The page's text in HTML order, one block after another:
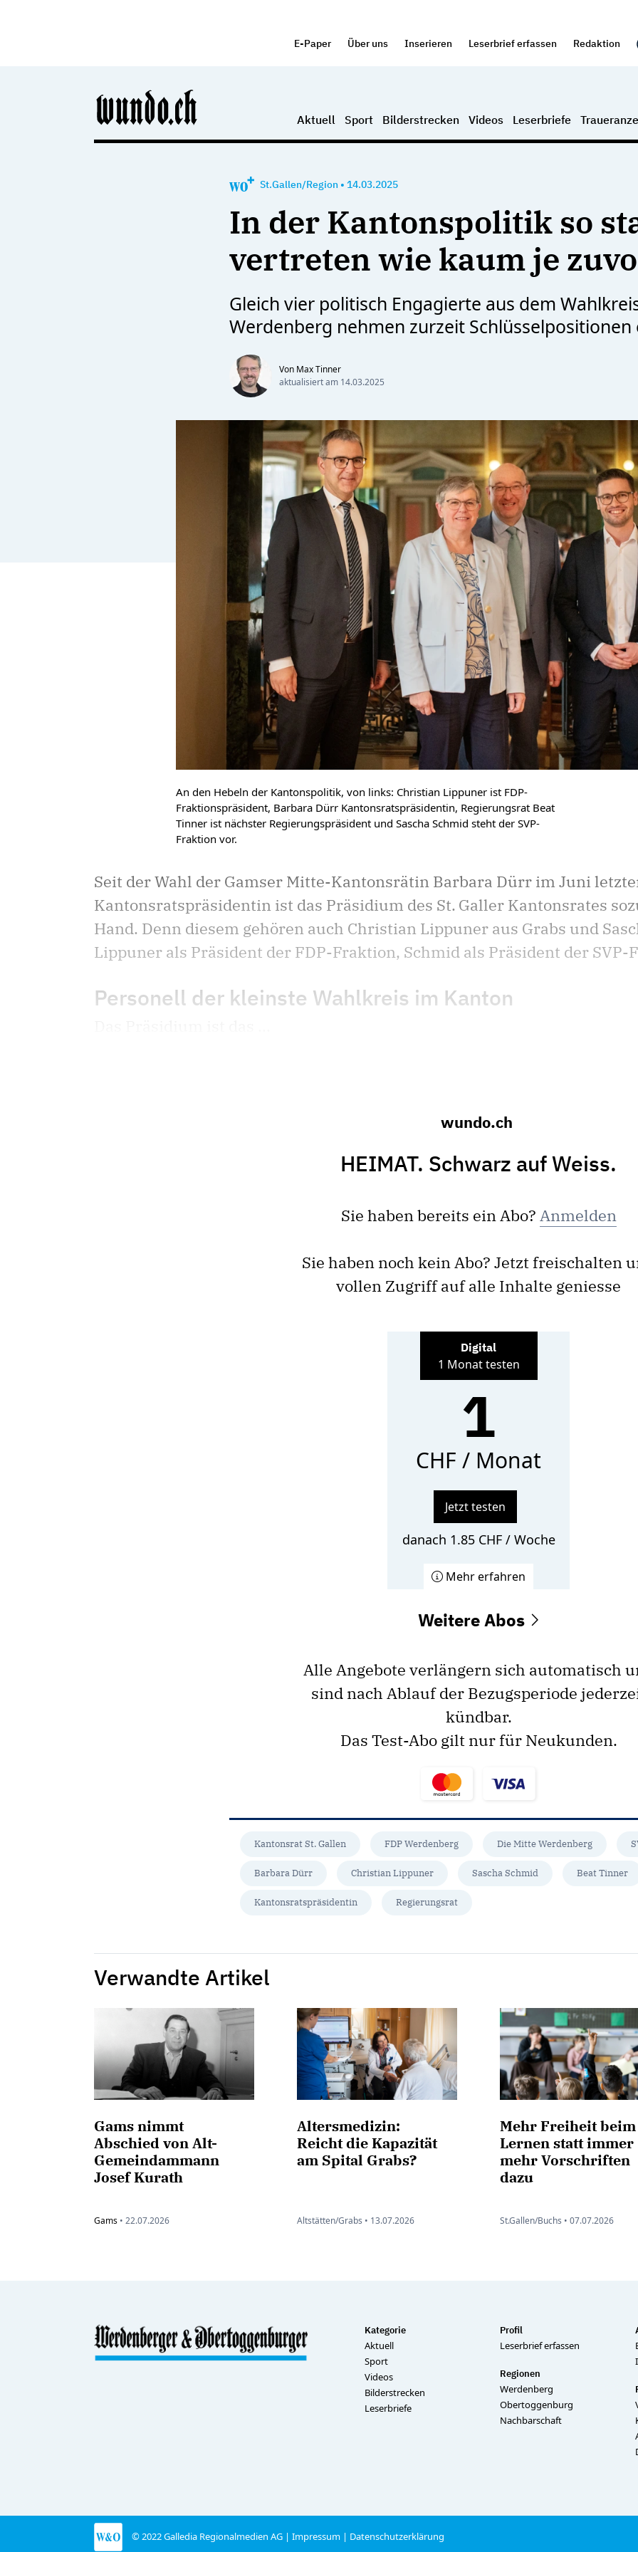
E-Paper Über uns Inserieren Leserbrief erfassen Redaktion
Aktuell Sport Bilderstrecken Videos Leserbriefe
St.Gallen/Region • 14.03.2025
In der Kantonspolitik so
vertreten wie kaum je
Gleich vier politisch Engagierte aus dem
Werdenberg nehmen zurzeit Schlüsselpositionen
Von Max Tinner
aktualisiert am 14.03.2025
An den Hebeln der Kantonspolitik, von links: Christian Lippuner ist FDP-
Fraktionspräsident, Barbara Dürr Kantonsratspräsidentin, Regierungsrat Beat
Tinner ist nächster Regierungspräsident und Sascha Schmid steht der SVP-
Fraktion vor.
Seit der Wahl der Gamser Mitte-Kantonsrätin Barbara Dürr im Juni
Kantonsratspräsidentin ist das Präsidium des St. Galler Kantonsrates
Hand. Denn diesem gehören auch Christian Lippuner aus Grabs und
Lippuner als Präsident der FDP-Fraktion, Schmid als Präsident der SVP-
Personell der kleinste Wahlkreis im Kanton
wundo.ch
HEIMAT. Schwarz auf Weiss.
Sie haben bereits ein Abo? Anmelden
Sie haben noch kein Abo? Jetzt freischalten
vollen Zugriff auf alle Inhalte geniesse
Digital
1 Monat testen
1
CHF / Monat
Jetzt testen
danach 1.85 CHF / Woche
Mehr erfahren
Weitere Abos
Alle Angebote verlängern sich automatisch
sind nach Ablauf der Bezugsperiode
kündbar.
Das Test-Abo gilt nur für Neukunden.
Kantonsrat St. Gallen FDP Werdenberg Die Mitte Werdenberg
Barbara Dürr Christian Lippuner Sascha Schmid Beat Tinner
Kantonsratspräsidentin Regierungsrat
Verwandte Artikel
Gams nimmt
Abschied von Alt-
Gemeindammann
Josef Kurath
Gams • 22.07.2026
Altersmedizin:
Reicht die Kapazität
am Spital Grabs?
Altstätten/Grabs • 13.07.2026
Mehr Freiheit beim
Lernen statt immer
mehr Vorschriften
dazu
St.Gallen/Buchs • 07.07.2026
Kategorie
Aktuell
Sport
Videos
Bilderstrecken
Leserbriefe
Profil
Leserbrief erfassen
Regionen
Werdenberg
Obertoggenburg
Nachbarschaft
© 2022 Galledia Regionalmedien AG | Impressum | Datenschutzerklärung